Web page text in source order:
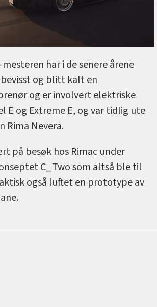
har i de senere årene
og blitt kalt en
og er involvert elektriske
E og Extreme E, og var tidlig ute
Rima Nevera.
på besøk hos Rimac under
C_Two som altså ble til
også luftet en prototype av